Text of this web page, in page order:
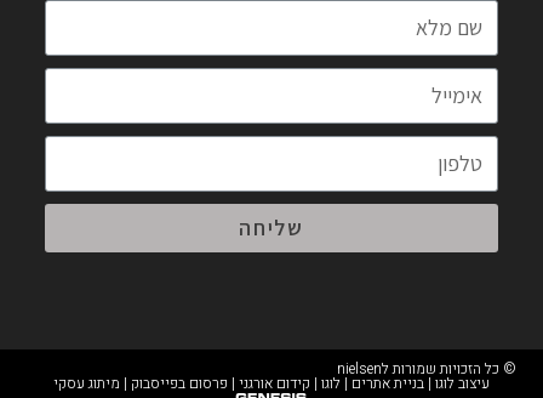
שליחה
© כל הזכויות שמורות לnielsen
עיצוב לוגו | בניית אתרים | לוגו | קידום אורגני | פרסום בפייסבוק | מיתוג עסקי